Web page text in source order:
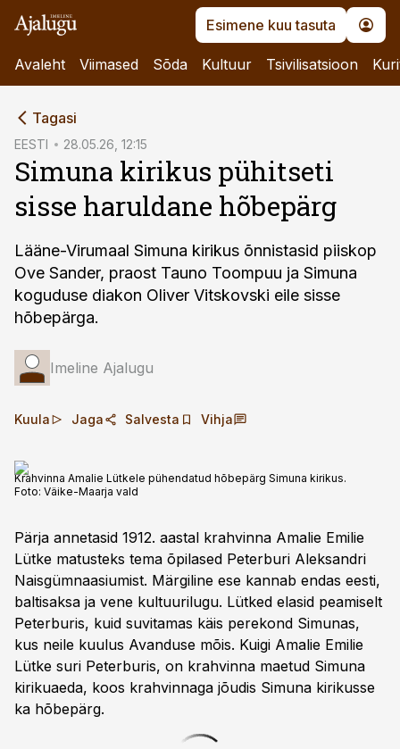
Esimene kuu tasuta
Avaleht Viimased Sõda Kultuur Tsivilisatsioon
Tagasi
EESTI 28.05.26, 12:15
Simuna kirikus pühitseti
sisse haruldane hõbepärg
Lääne-Virumaal Simuna kirikus õnnistasid piiskop
Ove Sander, praost Tauno Toompuu ja Simuna
koguduse diakon Oliver Vitskovski eile sisse
hõbepärga.
Imeline Ajalugu
Kuula Jaga Salvesta Vihja
Krahvinna Amalie Lütkele pühendatud hõbepärg Simuna kirikus.
Foto: Väike-Maarja vald
Pärja annetasid 1912. aastal krahvinna Amalie Emilie
Lütke matusteks tema õpilased Peterburi Aleksandri
Naisgümnaasiumist. Märgiline ese kannab endas eesti,
baltisaksa ja vene kultuurilugu. Lütked elasid peamiselt
Peterburis, kuid suvitamas käis perekond Simunas,
kus neile kuulus Avanduse mõis. Kuigi Amalie Emilie
Lütke suri Peterburis, on krahvinna maetud Simuna
kirikuaeda, koos krahvinnaga jõudis Simuna kirikusse
ka hõbepärg.